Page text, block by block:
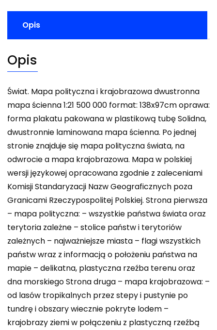
Opis
Opis
Świat. Mapa polityczna i krajobrazowa dwustronna
mapa ścienna 1:21 500 000 format: 138x97cm oprawa:
forma plakatu pakowana w plastikową tubę Solidna,
dwustronnie laminowana mapa ścienna. Po jednej
stronie znajduje się mapa polityczna świata, na
odwrocie a mapa krajobrazowa. Mapa w polskiej
wersji językowej opracowana zgodnie z zaleceniami
Komisji Standaryzacji Nazw Geograficznych poza
Granicami Rzeczypospolitej Polskiej. Strona pierwsza
– mapa polityczna: – wszystkie państwa świata oraz
terytoria zależne – stolice państw i terytoriów
zależnych – najważniejsze miasta – flagi wszystkich
państw wraz z informacją o położeniu państwa na
mapie – delikatna, plastyczna rzeźba terenu oraz
dna morskiego Strona druga – mapa krajobrazowa: –
od lasów tropikalnych przez stepy i pustynie po
tundrę i obszary wiecznie pokryte lodem –
krajobrazy ziemi w połączeniu z plastyczną rzeźbą